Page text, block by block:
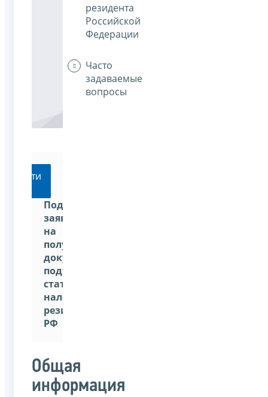
резидента
Российской
Федерации
Часто
задаваемые
вопросы
Перейти
Подать
заявление
на
получение
документа,
подтверждающего
статус
налогового
резидента
РФ
Общая
информация